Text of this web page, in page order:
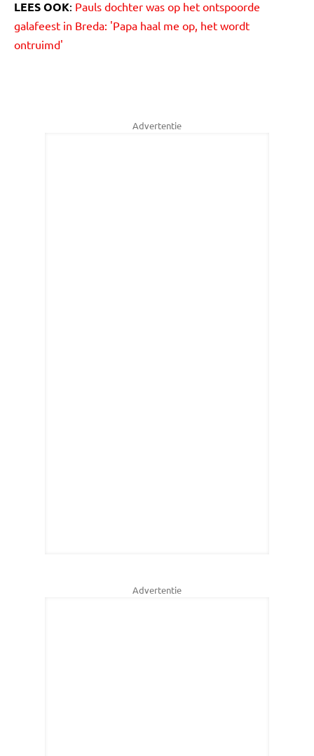
LEES OOK: Pauls dochter was op het ontspoorde
galafeest in Breda: 'Papa haal me op, het wordt
ontruimd'
Advertentie
Advertentie